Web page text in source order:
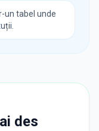
un tabel unde
des